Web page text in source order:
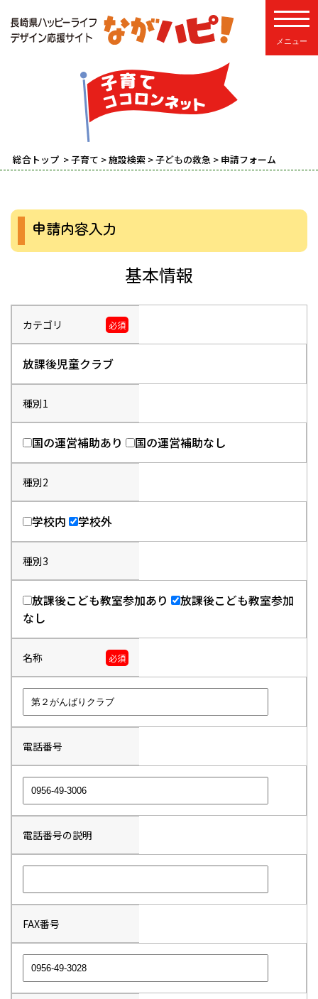
総合トップ >子育て >施設検索 >子どもの救急 > 申請フォーム
申請内容入力
基本情報
カテゴリ 必須
放課後児童クラブ
種別1
国の運営補助あり 国の運営補助なし
種別2
学校内 学校外
種別3
放課後こども教室参加あり
放課後こども教室参加
なし
名称 必須
電話番号
電話番号の説明
FAX番号